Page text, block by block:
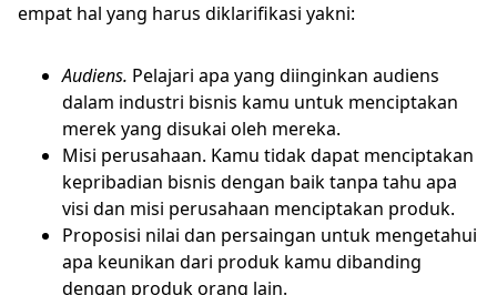
empat hal yang harus diklarifikasi yakni:
Audiens. Pelajari apa yang diinginkan audiens
dalam industri bisnis kamu untuk menciptakan
merek yang disukai oleh mereka.
Misi perusahaan. Kamu tidak dapat menciptakan
kepribadian bisnis dengan baik tanpa tahu apa
visi dan misi perusahaan menciptakan produk.
Proposisi nilai dan persaingan untuk mengetahui
apa keunikan dari produk kamu dibanding
dengan produk orang lain.